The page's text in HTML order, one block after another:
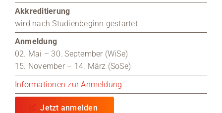
Akkreditierung
wird nach Studienbeginn gestartet
Anmeldung
02. Mai – 30. September (WiSe)
15. November – 14. März (SoSe)
Informationen zur Anmeldung
Jetzt anmelden